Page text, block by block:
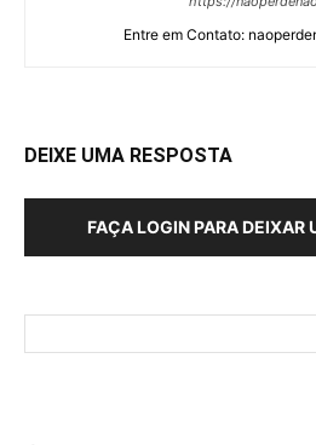
Entre em Contato:
DEIXE UMA RESPOSTA
FAÇA LOGIN PARA DEIXAR